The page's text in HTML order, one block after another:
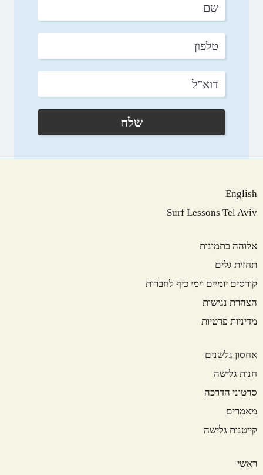
טלפון
שלח
English
Surf Lessons Tel Aviv
אלוהה בתמונות
תחזית גלים
קורסים יומיים וימי כיף לחברות
הצהרת נגישות
מדיניות פרטיות
אחסון גלשנים
חנות גלישה
סרטוני הדרכה
מאמרים
קייטנות גלישה
ראשי